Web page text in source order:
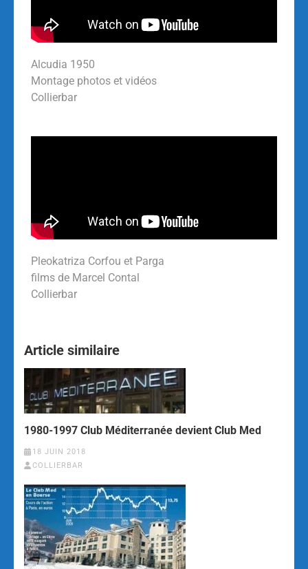
Alcudia 1950
Montage photos et vidéos
Collierbar
Pleokatriza Corfou et Parga
films de Marcel Contal
Collierbar
Article similaire
1980-1997 Club Méditerranée devient Club Med
18 JUIN 2018
COLLIERBAR